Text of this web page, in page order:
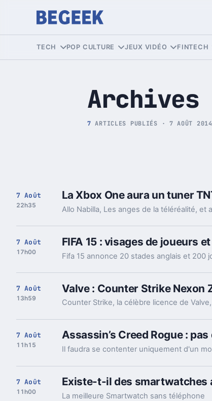
Tech et Pop culture
TECH POP CULTURE JEUX VIDÉO FINTECH
Archives
7 ARTICLES PUBLIÉS · 7 AOÛT 2014
7 Août
22h35
La Xbox One aura un tuner
7 Août
17h00
FIFA 15 : visages de joueurs
Fifa 15 annonce 20 stades anglais et 200
7 Août
13h59
Valve : Counter Strike Nexon
7 Août
11h15
Assassin’s Creed Rogue :
7 Août
11h00
Existe-t-il des smartwatches
La meilleure Smartwatch sans téléphone